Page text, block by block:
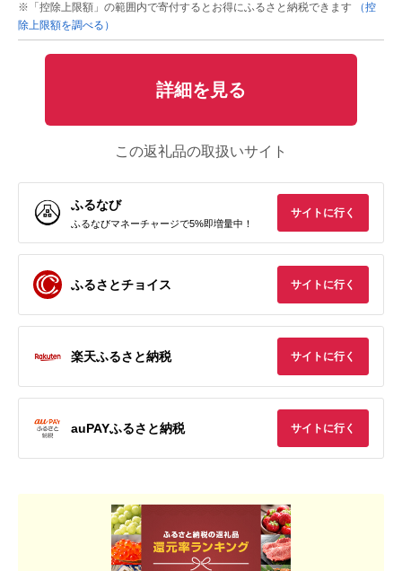
※「控除上限額」の範囲内で寄付するとお得にふるさと納税できます
（控
除上限額を調べる）
詳細を見る
この返礼品の取扱いサイト
ふるなび
ふるなびマネーチャージで5%即増量中！
サイトに行く
ふるさとチョイス サイトに行く
楽天ふるさと納税 サイトに行く
auPAYふるさと納税 サイトに行く